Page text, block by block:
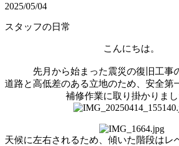
2025/05/04
スタッフの日常
こんにちは。
先月から始まった震災の復旧工事
道路と高低差のある立地のため、安全第
補修作業に取り掛かりまし
天候に左右されるため、傾いた階段はレ